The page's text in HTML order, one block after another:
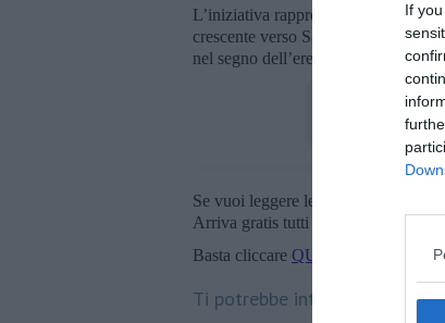
If
L’iniziativa rappresenta
crescente verso Sansepolcro come
nel segno dell’eredità di Piero della
Se vuoi leggere le notizie principali
Arriva gratis tutti i giorni alle 20:00
Basta cliccare QUI
Ti potrebbe interessare anche: